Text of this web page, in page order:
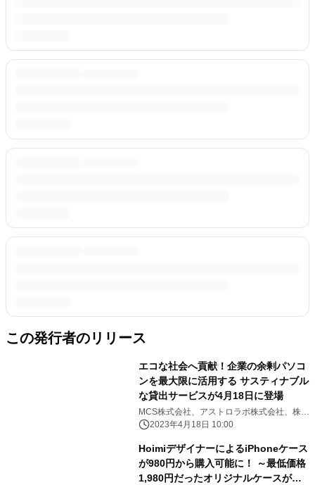
この発行者のリリース
エコな社会へ貢献！企業の余剰パソコ
ンを最大限に活用する サスティナブル
な貸出サービスが4月18日に登場
MCS株式会社、アストロラボ株式会社、株式
会社エコ配
2023年4月18日 10:00
HoimiデザイナーによるiPhoneケース
が980円から購入可能に！ ～最低価格
1,980円だったオリジナルケースが大